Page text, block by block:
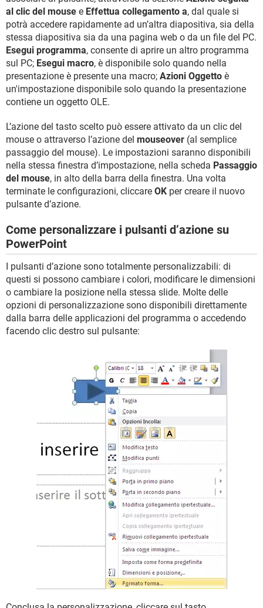
al clic del mouse e Effettua collegamento a, dal quale si
potrà accedere rapidamente ad un’altra diapositiva, sia della
stessa diapositiva sia da una pagina web o da un file del PC.
Esegui programma, consente di aprire un altro programma
sul PC; Esegui macro, è disponibile solo quando nella
presentazione è presente una macro; Azioni Oggetto è
un'impostazione disponibile solo quando la presentazione
contiene un oggetto OLE.
L’azione del tasto scelto può essere attivato da un clic del
mouse o attraverso l’azione del mouseover (al semplice
passaggio del mouse). Le impostazioni saranno disponibili
nella stessa finestra d’impostazione, nella scheda Passaggio
del mouse, in alto della barra della finestra. Una volta
terminate le configurazioni, cliccare OK per creare il nuovo
pulsante d’azione.
Come personalizzare i pulsanti d’azione su
PowerPoint
I pulsanti d’azione sono totalmente personalizzabili: di
questi si possono cambiare i colori, modificare le dimensioni
o cambiare la posizione nella stessa slide. Molte delle
opzioni di personalizzazione sono disponibili direttamente
dalla barra delle applicazioni del programma o accedendo
facendo clic destro sul pulsante: